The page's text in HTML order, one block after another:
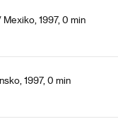
1997, 0 min
1997, 0 min